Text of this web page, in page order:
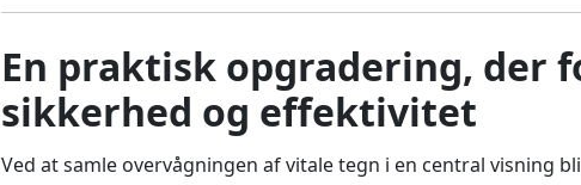
En praktisk opgradering, der
sikkerhed og effektivitet
Ved at samle overvågningen af vitale tegn i en central visning